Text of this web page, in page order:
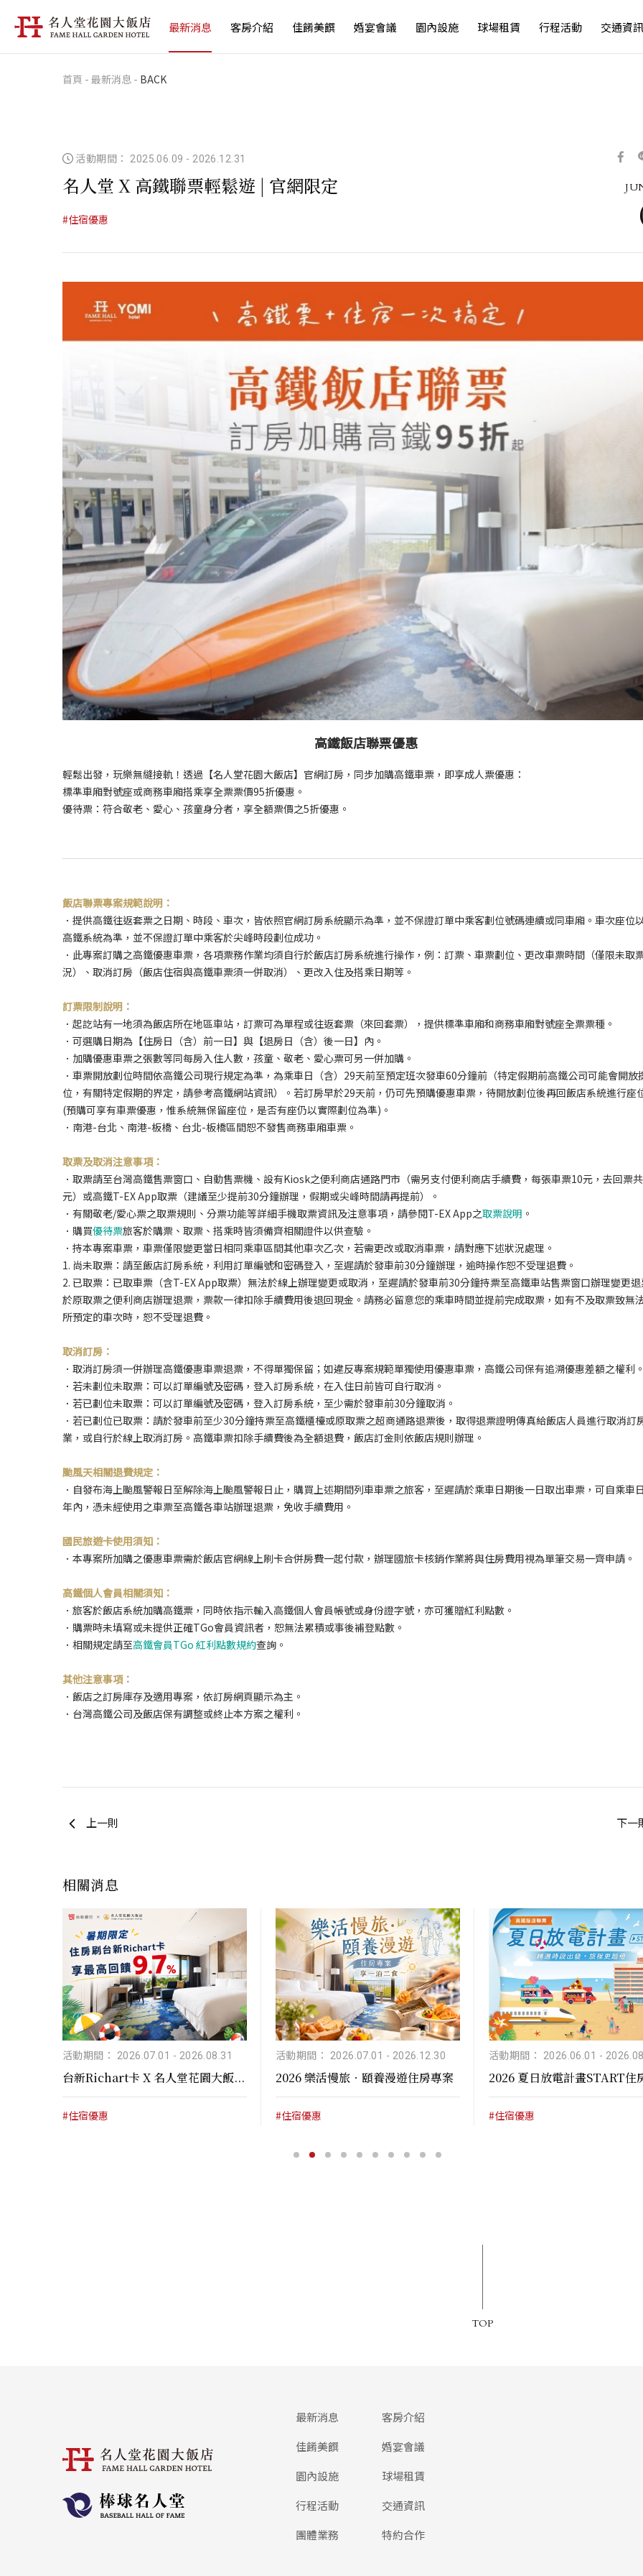
最新消息 客房介紹 佳餚美饌 婚宴會議 園內設施 球場租賃 行程活動 交通資訊
首頁 - 最新消息 - BACK
活動期間： 2025.06.09 - 2026.12.31
名人堂 X 高鐵聯票輕鬆遊 | 官網限定
#住宿優惠
高鐵飯店聯票優惠
輕鬆出發，玩樂無縫接軌！透過【名人堂花園大飯店】官網訂房，同步加購高鐵車票，即享成人票優惠 ：
標準車廂對號座或商務車廂搭乘享全票票價95折優惠。
優待票：符合敬老、愛心、孩童身分者，享全額票價之5折優惠。
飯店聯票專案規範說明：
．提供高鐵往返套票之日期、時段、車次，皆依照官網訂房系統顯示為準，並不保證訂單中乘客劃位號碼連續或同車廂。車次座位
高鐵系統為準，並不保證訂單中乘客於尖峰時段劃位成功。
．此專案訂購之高鐵優惠車票，各項票務作業均須自行於飯店訂房系統進行操作，例：訂票、車票劃位、更改車票時間（僅限未取
況）、取消訂房（飯店住宿與高鐵車票須一併取消）、更改入住及搭乘日期等。
訂票限制說明：
．起訖站有一地須為飯店所在地區車站，訂票可為單程或往返套票（來回套票），提供標準車廂和商務車廂對號座全票票種。
．可選購日期為【住房日（含）前一日】與【退房日（含）後一日】內。
．加購優惠車票之張數等同每房入住人數，孩童、敬老、愛心票可另一併加購。
．車票開放劃位時間依高鐵公司現行規定為準，為乘車日（含）29天前至預定班次發車60分鐘前（特定假期前高鐵公司可能會開放
位，有關特定假期的界定，請參考高鐵網站資訊）。若訂房早於29天前，仍可先預購優惠車票，待開放劃位後再回飯店系統進行座
(預購可享有車票優惠，惟系統無保留座位，是否有座仍以實際劃位為準)。
．南港-台北、南港-板橋、台北-板橋區間恕不發售商務車廂車票。
取票及取消注意事項：
．取票請至台灣高鐵售票窗口、自動售票機、設有Kiosk之便利商店通路門市（需另支付便利商店手續費，每張車票10元，去回票
元）或高鐵T-EX App取票（建議至少提前30分鐘辦理，假期或尖峰時間請再提前）。
．有關敬老/愛心票之取票規則、分票功能等詳細手機取票資訊及注意事項，請參閱T-EX App之取票說明 。
．購買優待票旅客於購票、取票、搭乘時皆須備齊相關證件以供查驗。
．持本專案車票，車票僅限變更當日相同乘車區間其他車次乙次，若需更改或取消車票，請對應下述狀況處理。
1. 尚未取票：請至飯店訂房系統，利用訂單編號和密碼登入，至遲請於發車前30分鐘辦理，逾時操作恕不受理退費。
2. 已取票：已取車票（含T-EX App取票）無法於線上辦理變更或取消，至遲請於發車前30分鐘持票至高鐵車站售票窗口辦理變更
於原取票之便利商店辦理退票，票款一律扣除手續費用後退回現金。請務必留意您的乘車時間並提前完成取票，如有不及取票致無
所預定的車次時，恕不受理退費。
取消訂房：
．取消訂房須一併辦理高鐵優惠車票退票，不得單獨保留；如違反專案規範單獨使用優惠車票，高鐵公司保有追溯優惠差額之權利
．若未劃位未取票：可以訂單編號及密碼，登入訂房系統，在入住日前皆可自行取消。
．若已劃位未取票：可以訂單編號及密碼，登入訂房系統，至少需於發車前30分鐘取消。
．若已劃位已取票：請於發車前至少30分鐘持票至高鐵櫃檯或原取票之超商通路退票後，取得退票證明傳真給飯店人員進行取消訂
業，或自行於線上取消訂房。高鐵車票扣除手續費後為全額退費，飯店訂金則依飯店規則辦理。
颱風天相關退費規定：
．自發布海上颱風警報日至解除海上颱風警報日止，購買上述期間列車車票之旅客，至遲請於乘車日期後一日取出車票，可自乘車
年內，憑未經使用之車票至高鐵各車站辦理退票，免收手續費用。
國民旅遊卡使用須知：
．本專案所加購之優惠車票需於飯店官網線上刷卡合併房費一起付款，辦理國旅卡核銷作業將與住房費用視為單筆交易一齊申請。
高鐵個人會員相關須知：
．旅客於飯店系統加購高鐵票，同時依指示輸入高鐵個人會員帳號或身份證字號，亦可獲贈紅利點數。
．購票時未填寫或未提供正確TGo會員資訊者，恕無法累積或事後補登點數。
．相關規定請至高鐵會員TGo 紅利點數規約查詢。
其他注意事項：
．飯店之訂房庫存及適用專案，依訂房網頁顯示為主。
．台灣高鐵公司及飯店保有調整或終止本方案之權利。
上一則 下一
相關消息
活動期間： 2026.07.01 - 2026.08.31
台新Richart卡 X 名人堂花園大飯...
#住宿優惠
活動期間： 2026.07.01 - 2026.12.30
2026 樂活慢旅．頤養漫遊住房專案
#住宿優惠
活動期間： 2026.06.01 -
2026 夏日放電計畫START住
#住宿優惠
TOP
最新消息
客房介紹
佳餚美饌
婚宴會議
園內設施
球場租賃
行程活動
交通資訊
團體業務
特約合作